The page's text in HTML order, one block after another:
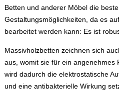
Betten und anderer Möbel die
Gestaltungsmöglichkeiten, da es
bearbeitet werden kann: Es ist
Massivholzbetten zeichnen sich
aus, womit sie für ein angenehmes
wird dadurch die elektrostatische
und eine antibakterielle Wirkung